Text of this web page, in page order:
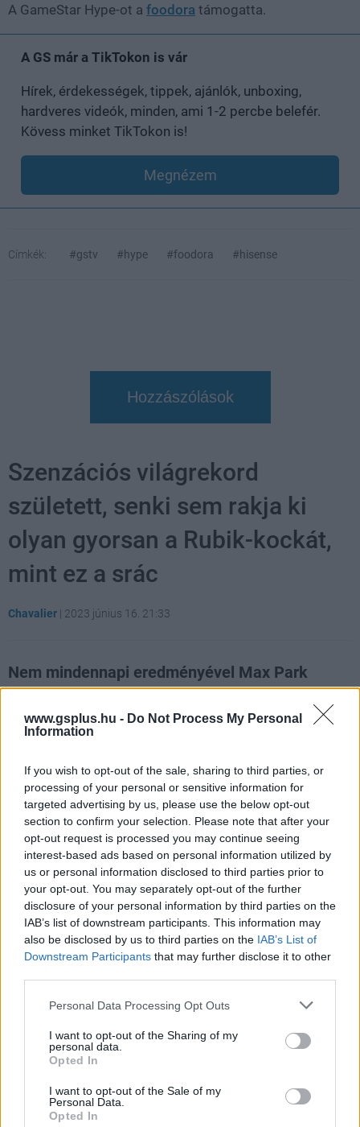
www.gsplus.hu - Do Not Process My Personal
Information
If you wish to opt-out of the sale, sharing to third parties, or
processing of your personal or sensitive information for
targeted advertising by us, please use the below opt-out
section to confirm your selection. Please note that after your
opt-out request is processed you may continue seeing
interest-based ads based on personal information utilized by
us or personal information disclosed to third parties prior to
your opt-out. You may separately opt-out of the further
disclosure of your personal information by third parties on the
IAB’s list of downstream participants. This information may
also be disclosed by us to third parties on the IAB’s List of
Downstream Participants that may further disclose it to other
Please note that this website/app uses one or more Google
not limited to your visit or usage behaviour. You may click to
grant or deny consent to Google and its third-party tags to
use your data for below specified purposes in below Google
consent section.
Personal Data Processing Opt Outs
I want to opt-out of the Sharing of my
personal data.
Opted In
I want to opt-out of the Sale of my
Personal Data.
Opted In
A GameStar Hype-ot a foodora támogatta.
A GS már a TikTokon is vár
Hírek, érdekességek, tippek, ajánlók, unboxing,
hardveres videók, minden, ami 1-2 percbe belefér.
Kövess minket TikTokon is!
Megnézem
Címkék: #gstv #hype #foodora #hisense
Hozzászólások
Szenzációs világrekord
született, senki sem rakja ki
olyan gyorsan a Rubik-kockát,
mint ez a srác
Chavalier | 2023 június 16. 21:33
Nem mindennapi eredményével Max Park
bekerült a Guinness Rekordok Könyvébe.
Ismertség és népszerűség tekintetében nem sok
logikai játékával, az 1970-es évek végén világhódító
útjára indult Rubik-kockával. A százmilliós
nagyságrendben értékesített játék kirakásából (a cél
ugyebár az, hogy addig forgassuk a kocka elemeit, amíg
minden oldal egyszínű nem lesz) pedig a profik azóta is
szó szerint sportot űznek.
Míg egy kezdő a legjobb esetben is hosszú percekig
elmolyol a kockával (esetleg trükközik, és átragasztja a
matricákat, ha olyan verzióval rendelkezik, mint én
gyerekkoromban), addig a legjobbaknak csak
gyűjtötte be először a Rubik-kocka világbajnokának járó
elismerést. A most 21 éves srác a 4x4-es, az 5x5-ös, a
királykategóriában, a 3x3-as kockák világában is felért a
csúcsra, méghozzá egy szenzációs 3,13 másodperces